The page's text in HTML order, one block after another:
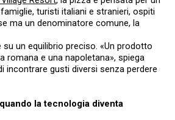
turisti italiani e stranieri, ospiti
ma un denominatore comune, la
un equilibrio preciso. «Un prodotto
romana e una napoletana», spiega
incontrare gusti diversi senza perdere
la tecnologia diventa